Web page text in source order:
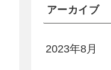
アーカイブ
2023年8月